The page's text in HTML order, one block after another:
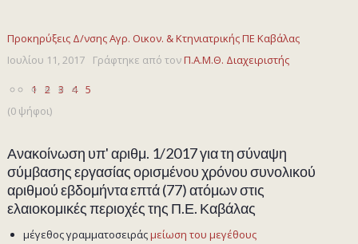
Προκηρύξεις Δ/νσης Αγρ. Οικον. & Κτηνιατρικής ΠΕ Καβάλας
Ιουλίου 11, 2017
Γράφτηκε από τονΠ.Α.Μ.Θ. Διαχειριστής
1 2 3 4 5
(0 ψήφοι)
Ανακοίνωση υπ' αριθμ. 1/2017 για τη σύναψη
σύμβασης εργασίας ορισμένου χρόνου συνολικού
αριθμού εβδομήντα επτά (77) ατόμων στις
ελαιοκομικές περιοχές της Π.Ε. Καβάλας
μέγεθος γραμματοσειράςμείωση του μεγέθους